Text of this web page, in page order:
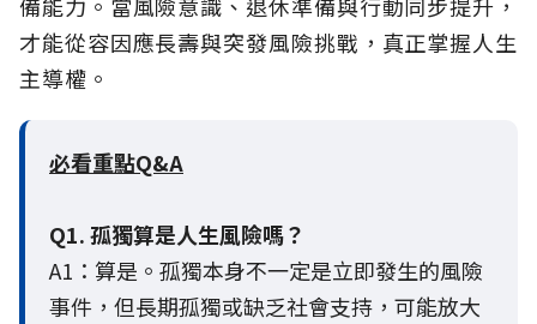
才能從容因應長壽與突發風險挑戰，真正掌握人生
主導權。
必看重點Q&A
Q1. 孤獨算是人生風險嗎？
A1：算是。孤獨本身不一定是立即發生的風險
事件，但長期孤獨或缺乏社會支持，可能放大